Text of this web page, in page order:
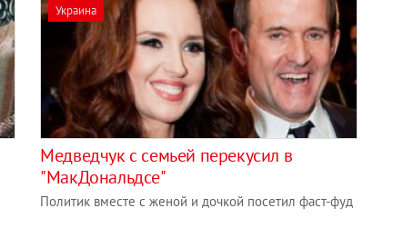
Украина
Медведчук с семьей перекусил в
"МакДональдсе"
Политик вместе с женой и дочкой посетил фаст-фуд